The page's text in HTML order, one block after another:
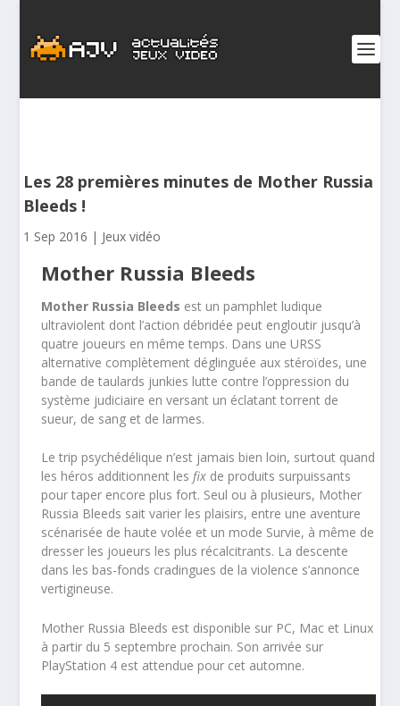
Les 28 premières minutes de Mother Russia
Bleeds !
1 Sep 2016 | Jeux vidéo
Mother Russia Bleeds
Mother Russia Bleeds est un pamphlet ludique
ultraviolent dont l’action débridée peut engloutir jusqu’à
quatre joueurs en même temps. Dans une URSS
alternative complètement déglinguée aux stéroïdes, une
bande de taulards junkies lutte contre l’oppression du
système judiciaire en versant un éclatant torrent de
sueur, de sang et de larmes.
Le trip psychédélique n’est jamais bien loin, surtout quand
les héros additionnent lesfix de produits surpuissants
pour taper encore plus fort. Seul ou à plusieurs, Mother
Russia Bleeds sait varier les plaisirs, entre une aventure
scénarisée de haute volée et un mode Survie, à même de
dresser les joueurs les plus récalcitrants. La descente
dans les bas-fonds cradingues de la violence s’annonce
vertigineuse.
Mother Russia Bleeds est disponible sur PC, Mac et Linux
à partir du 5 septembre prochain. Son arrivée sur
PlayStation 4 est attendue pour cet automne.